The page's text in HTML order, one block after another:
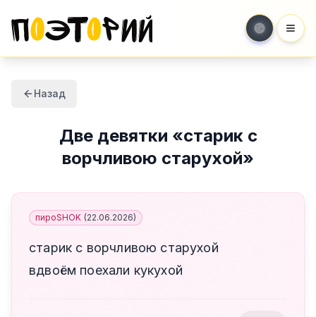
Назад
Две девятки «старик с
ворчливою старухой»
пироSHOK (22.06.2026)
старик с ворчливою старухой
вдвоём поехали кукухой